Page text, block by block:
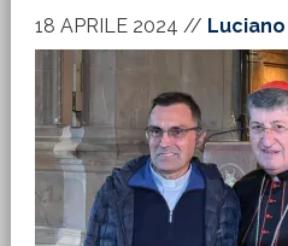
18 APRILE 2024 //